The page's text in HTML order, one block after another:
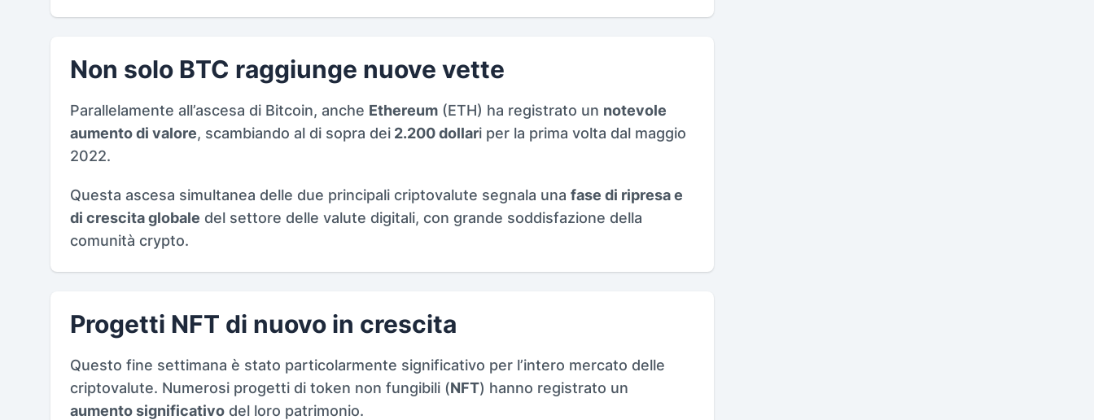
Non solo BTC raggiunge nuove vette
Parallelamente all’ascesa di Bitcoin, anche Ethereum (ETH) ha registrato un notevole
aumento di valore, scambiando al di sopra dei 2.200 dollari per la prima volta dal maggio
2022.
Questa ascesa simultanea delle due principali criptovalute segnala una fase di ripresa e
di crescita globale del settore delle valute digitali, con grande soddisfazione della
comunità crypto.
Progetti NFT di nuovo in crescita
Questo fine settimana è stato particolarmente significativo per l’intero mercato delle
criptovalute. Numerosi progetti di token non fungibili (NFT) hanno registrato un
aumento significativo del loro patrimonio.